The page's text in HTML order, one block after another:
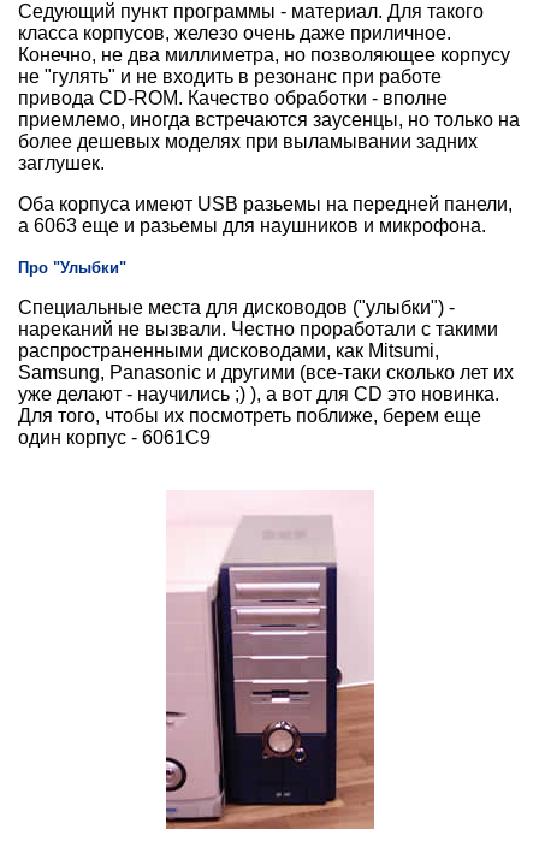
Седующий пункт программы - материал. Для такого
класса корпусов, железо очень даже приличное.
Конечно, не два миллиметра, но позволяющее корпусу
не "гулять" и не входить в резонанс при работе
привода CD-ROM. Качество обработки - вполне
приемлемо, иногда встречаются заусенцы, но только на
более дешевых моделях при выламывании задних
заглушек.
Оба корпуса имеют USB разьемы на передней панели,
а 6063 еще и разьемы для наушников и микрофона.
Про "Улыбки"
Специальные места для дисководов ("улыбки") -
нареканий не вызвали. Честно проработали с такими
распространенными дисководами, как Mitsumi,
Samsung, Panasonic и другими (все-таки сколько лет их
уже делают - научились ;) ), а вот для CD это новинка.
Для того, чтобы их посмотреть поближе, берем еще
один корпус - 6061C9